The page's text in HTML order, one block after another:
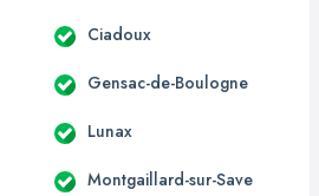
Ciadoux
Gensac-de-Boulogne
Lunax
Montgaillard-sur-Save